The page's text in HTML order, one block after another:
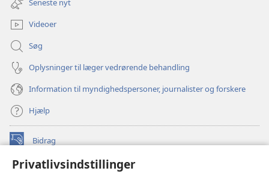
Privatlivsindstillinger
vindue)
Seneste nyt
Videoer
Søg
Oplysninger til læger vedrørende behandling
Information til myndighedspersoner, journalister og forskere
Hjælp
Bidrag
(åbner
vindue)Watchtower ONLINE LIBRARY™